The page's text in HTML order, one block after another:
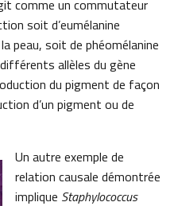
comme un commutateur
soit d’eumélanine
peau, soit de phéomélanine
allèles du gène
du pigment de façon
d’un pigment ou de
Un autre exemple de
relation causale démontrée
implique Staphylococcus